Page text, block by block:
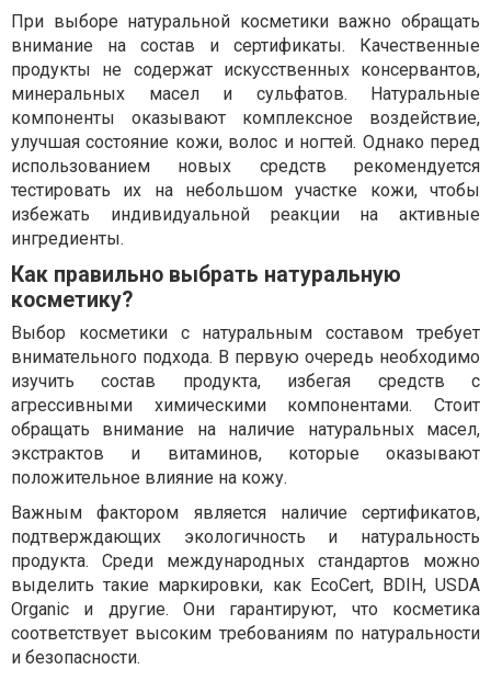
При выборе натуральной косметики важно обращать
внимание на состав и сертификаты. Качественные
продукты не содержат искусственных консервантов,
минеральных масел и сульфатов. Натуральные
компоненты оказывают комплексное воздействие,
улучшая состояние кожи, волос и ногтей. Однако перед
использованием новых средств рекомендуется
тестировать их на небольшом участке кожи, чтобы
избежать индивидуальной реакции на активные
ингредиенты.
Как правильно выбрать натуральную
косметику?
Выбор косметики с натуральным составом требует
внимательного подхода. В первую очередь необходимо
изучить состав продукта, избегая средств с
агрессивными химическими компонентами. Стоит
обращать внимание на наличие натуральных масел,
экстрактов и витаминов, которые оказывают
положительное влияние на кожу.
Важным фактором является наличие сертификатов,
подтверждающих экологичность и натуральность
продукта. Среди международных стандартов можно
выделить такие маркировки, как EcoCert, BDIH, USDA
Organic и другие. Они гарантируют, что косметика
соответствует высоким требованиям по натуральности
и безопасности.